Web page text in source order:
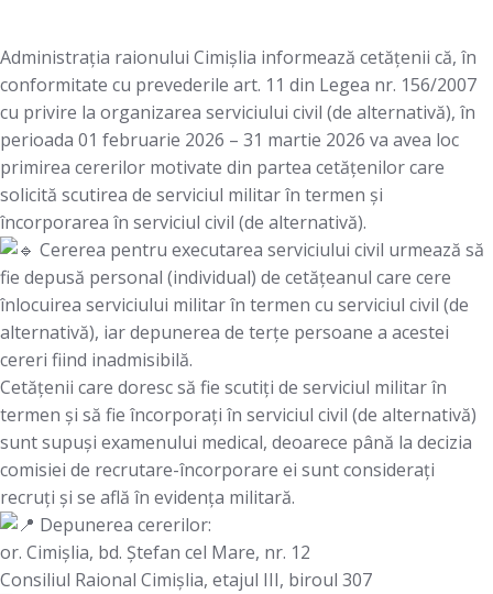
Administrația raionului Cimișlia informează cetățenii că, în
conformitate cu prevederile art. 11 din Legea nr. 156/2007
cu privire la organizarea serviciului civil (de alternativă), în
perioada 01 februarie 2026 – 31 martie 2026 va avea loc
primirea cererilor motivate din partea cetățenilor care
solicită scutirea de serviciul militar în termen și
încorporarea în serviciul civil (de alternativă).
Cererea pentru executarea serviciului civil urmează să
fie depusă personal (individual) de cetățeanul care cere
înlocuirea serviciului militar în termen cu serviciul civil (de
alternativă), iar depunerea de terțe persoane a acestei
cereri fiind inadmisibilă.
Cetățenii care doresc să fie scutiți de serviciul militar în
termen și să fie încorporați în serviciul civil (de alternativă)
sunt supuși examenului medical, deoarece până la decizia
comisiei de recrutare-încorporare ei sunt considerați
recruți și se află în evidența militară.
Depunerea cererilor:
or. Cimișlia, bd. Ștefan cel Mare, nr. 12
Consiliul Raional Cimișlia, etajul III, biroul 307